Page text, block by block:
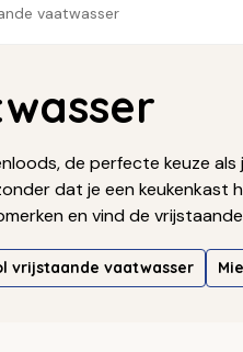
vaatwasser
de perfecte keuze
dat je een keukenkast
en vind de
vrijstaande vaatwasser